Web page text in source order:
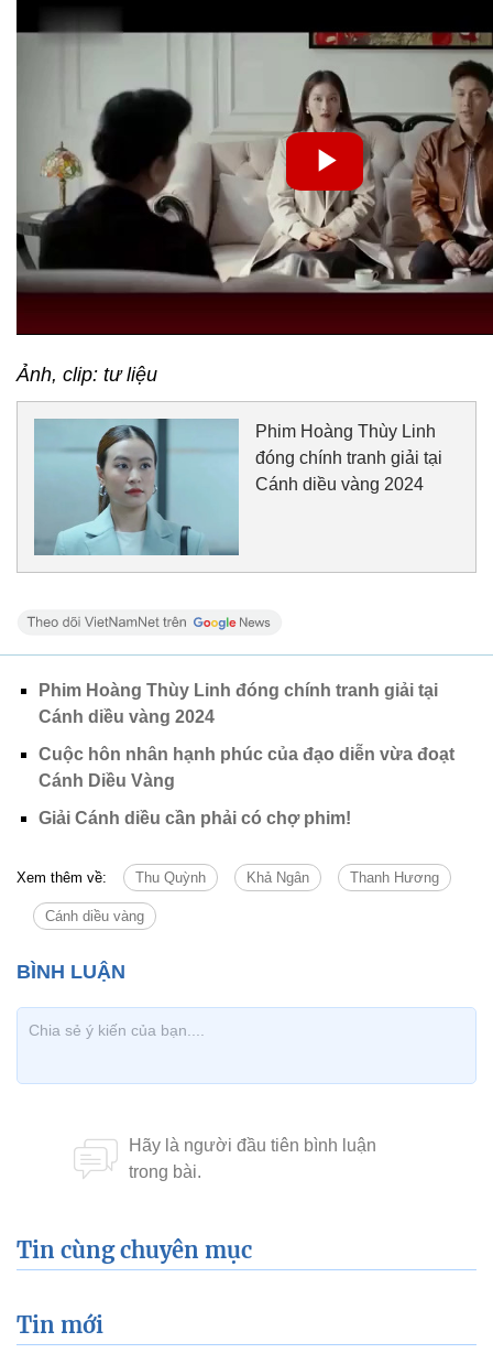
Ảnh, clip: tư liệu
Phim Hoàng Thùy Linh
đóng chính tranh giải tại
Cánh diều vàng 2024
Phim Hoàng Thùy Linh đóng chính tranh giải tại
Cánh diều vàng 2024
Cuộc hôn nhân hạnh phúc của đạo diễn vừa đoạt
Cánh Diều Vàng
Giải Cánh diều cần phải có chợ phim!
Xem thêm về: Thu Quỳnh Khả Ngân Thanh Hương
Cánh diều vàng
Tin cùng chuyên mục
Tin mới